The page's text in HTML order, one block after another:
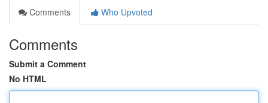
Comments
Who Upvoted
Comments
Submit a Comment
No HTML